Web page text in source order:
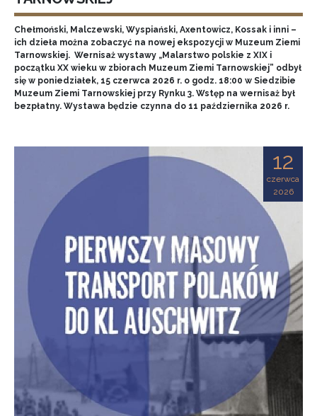
Chełmoński, Malczewski, Wyspiański, Axentowicz, Kossak i inni –
ich dzieła można zobaczyć na nowej ekspozycji w Muzeum Ziemi
Tarnowskiej. Wernisaż wystawy „Malarstwo polskie z XIX i
początku XX wieku w zbiorach Muzeum Ziemi Tarnowskiej” odbył
się w poniedziałek, 15 czerwca 2026 r. o godz. 18:00 w Siedzibie
Muzeum Ziemi Tarnowskiej przy Rynku 3. Wstęp na wernisaż był
bezpłatny. Wystawa będzie czynna do 11 października 2026 r.
12
czerwca
2026